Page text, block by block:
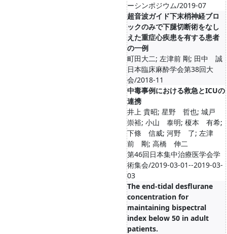
ーシンポジウム/2019-07
超音波ガイド下末梢神経ブロ
ックのみで下腿切断術をなし
えた重症心疾患を有する患者
の一例
町田大二; 左津前 剛; 田中 誠
日本臨床麻酔学会第38回大
会/2018-11
中毒事例における救急とICUの
連携
井上 貴昭; 星野 哲也; 城戸
崇裕; 小山 泰明; 榎本 有希;
下條 信威; 河野 了; 左津
前 剛; 高橋 伸二
第46回日本集中治療医学会学
術集会/2019-03-01--2019-03-
03
The end-tidal desflurane
concentration for
maintaining bispectral
index below 50 in adult
patients.